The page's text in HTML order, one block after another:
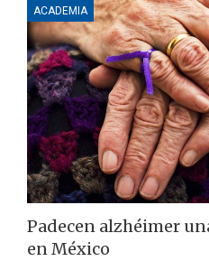
ACADEMIA
Padecen alzhéimer
en México